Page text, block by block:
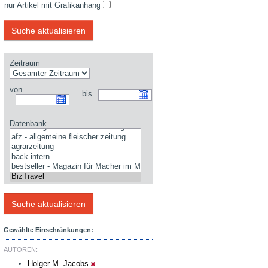
nur Artikel mit Grafikanhang
Zeitraum
von bis
Datenbank
Gewählte Einschränkungen:
AUTOREN:
Holger M. Jacobs